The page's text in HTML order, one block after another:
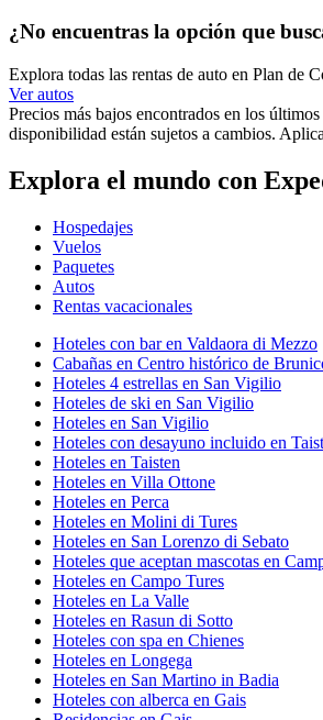
¿No encuentras la opción que
Explora todas las rentas de auto en Plan de
Ver autos
Precios más bajos encontrados en los
disponibilidad están sujetos a cambios.
Explora el mundo con
Hospedajes
Vuelos
Paquetes
Autos
Rentas vacacionales
Hoteles con bar en Valdaora di Mezzo
Cabañas en Centro histórico de
Hoteles 4 estrellas en San Vigilio
Hoteles de ski en San Vigilio
Hoteles en San Vigilio
Hoteles con desayuno incluido en
Hoteles en Taisten
Hoteles en Villa Ottone
Hoteles en Perca
Hoteles en Molini di Tures
Hoteles en San Lorenzo di Sebato
Hoteles que aceptan mascotas en
Hoteles en Campo Tures
Hoteles en La Valle
Hoteles en Rasun di Sotto
Hoteles con spa en Chienes
Hoteles en Longega
Hoteles en San Martino in Badia
Hoteles con alberca en Gais